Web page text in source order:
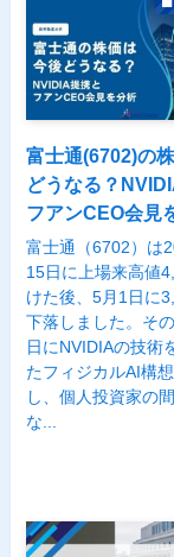
富士通(6702)の
どうなる？
フアンCEO会見
富士通（6702）は
15日に上場来高値
けた後、5月1日に
下落しました。そ
日にNVIDIAの技術
たフィジカルAI構
し、個人投資家の
な...